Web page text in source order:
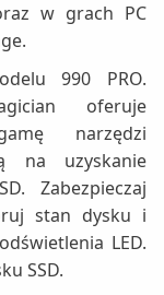
w grach PC
990 PRO.
oferuje
narzędzi
na uzyskanie
Zabezpieczaj
stan dysku i
LED.
SSD.